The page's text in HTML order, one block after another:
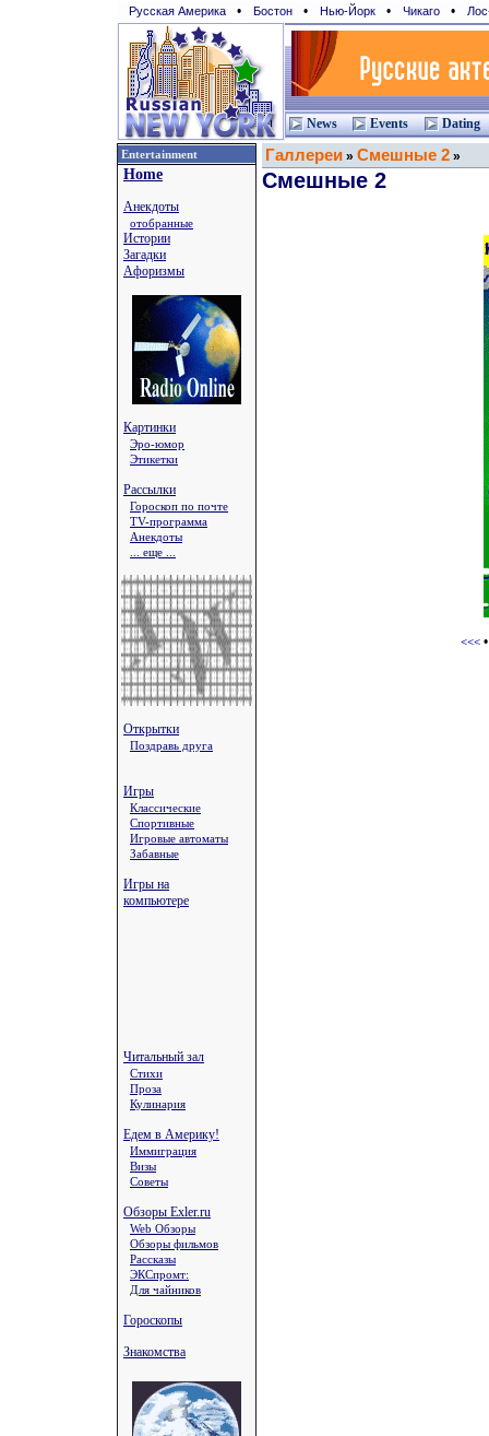
Русская Америка • Бостон • Нью-Йорк • Чикаго •
News Events Dating
Entertainment
Home
Анекдоты
отобранные
Истории
Загадки
Афоризмы
Картинки
Эро-юмор
Этикетки
Рассылки
Гороскоп по почте
TV-программа
Анекдоты
... еще ...
Открытки
Поздравь друга
Игры
Классические
Спортивные
Игровые автоматы
Забавные
Игры на
компьютере
Читальный зал
Стихи
Проза
Кулинария
Едем в Америку!
Иммиграция
Визы
Советы
Обзоры Exler.ru
Web Обзоры
Обзоры фильмов
Рассказы
ЭКСпромт:
Для чайников
Гороскопы
Знакомства
Галлереи » Смешные 2 »
Смешные 2
<<<